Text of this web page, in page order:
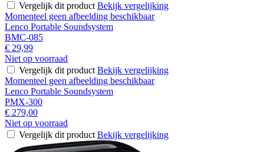
Vergelijk dit product Bekijk vergelijking
Momenteel geen afbeelding beschikbaar
Lenco Portable Soundsystem
BMC-085
€ 29,99
Niet op voorraad
Vergelijk dit product Bekijk vergelijking
Momenteel geen afbeelding beschikbaar
Lenco Portable Soundsystem
PMX-300
€ 279,00
Niet op voorraad
Vergelijk dit product Bekijk vergelijking